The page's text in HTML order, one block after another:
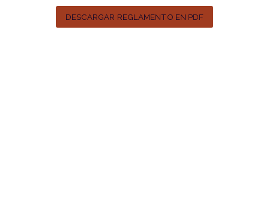
DESCARGAR REGLAMENTO EN PDF